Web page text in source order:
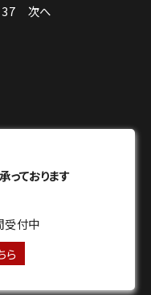
37 次へ
っております
受付中
ら